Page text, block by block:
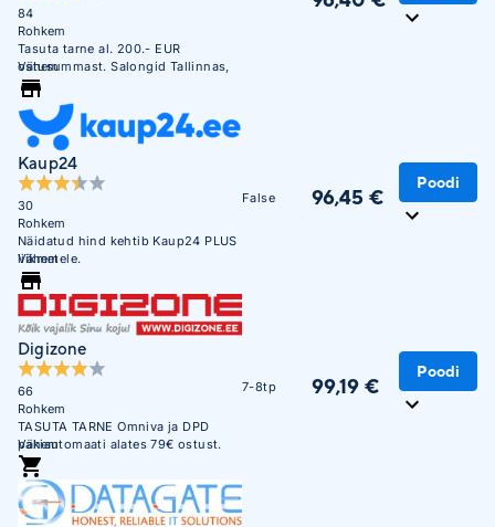
84
Rohkem
Tasuta tarne al. 200.- EUR
ostusummast. Salongid Tallinnas,
Tartus, Pärnus ja Narvas
Vähem
Kaup24
30
Rohkem
Näidatud hind kehtib Kaup24 PLUS
liikmetele.
Vähem
False 96,45 €
Poodi
Digizone
66
Rohkem
TASUTA TARNE Omniva ja DPD
pakiautomaati alates 79€ ostust.
Soodne järelmaks. Krediitkaardiga
makse võimalus. Üle 450 000
täidetud tellimuse. Usaldusväärne
veebikaubamaja juba aastast 2003.
Vähem
7-8tp 99,19 €
Poodi